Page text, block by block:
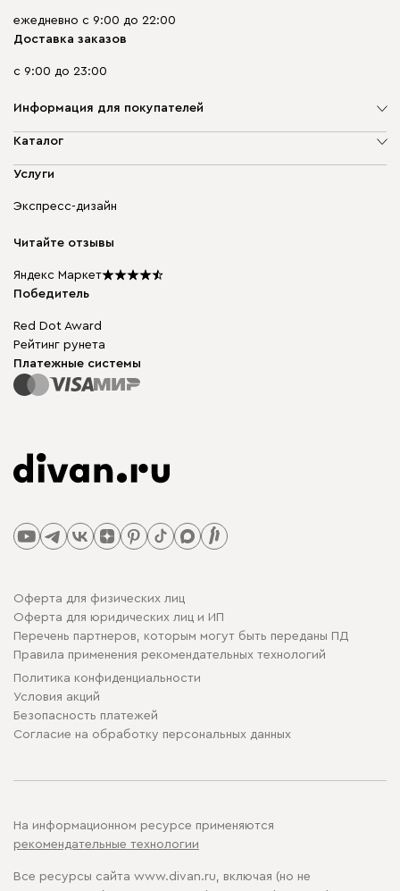
ежедневно с 9:00 до 22:00
Доставка заказов
с 9:00 до 23:00
Информация для покупателей
О компании
Доставка и оплата
диван.клуб
Карьера
Подарочные сертификаты
Мы в прессе
Каталог
Мягкая мебель
Бескаркасная мебель
Столы и стулья
Услуги
Экспресс-дизайн
Читайте отзывы
Яндекс Маркет
Победитель
Red Dot Award
Рейтинг рунета
Платежные системы
Оферта для физических лиц
Оферта для юридических лиц и ИП
Перечень партнеров, которым могут быть переданы ПД
Правила применения рекомендательных технологий
Политика конфиденциальности
Условия акций
Безопасность платежей
Cогласие на обработку персональных данных
На информационном ресурсе применяются
рекомендательные технологии
Все ресурсы сайта www.divan.ru, включая (но не